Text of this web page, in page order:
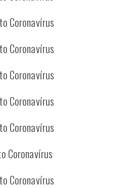
Coronavírus
Coronavírus
Coronavírus
Coronavírus
Coronavírus
Coronavírus
Coronavírus